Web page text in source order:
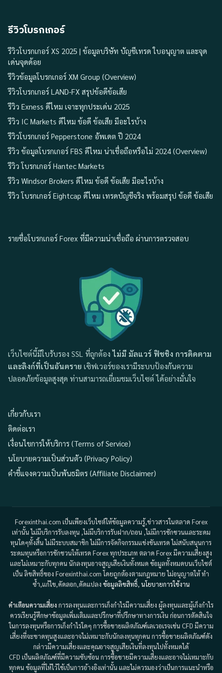
รีวิวโบรกเกอร์
รีวิวโบรกเกอร์ XS 2025 | ข้อมูลบริษัท บัญชีเทรด ใบอนุญาต และจุด
เด่นจุดด้อย
รีวิวข้อมูลโบรกเกอร์ XM Group (Overview)
รีวิวโบรกเกอร์ LAND-FX สรุปข้อดีข้อเสีย
รีวิว Exness ดีไหม เจาะทุกประเด่น 2025
รีวิว IC Markets ดีไหม ข้อดี ข้อเสีย มีอะไรบ้าง
รีวิวโบรกเกอร์ Pepperstone อัพเดต ปี 2024
รีวิว ข้อมูลโบรกเกอร์ FBS ดีไหม น่าเชื่อถือหรือไม่ 2024 (Overview)
รีวิว โบรกเกอร์ Hantec Markets
รีวิว Windsor Brokers ดีไหม ข้อดี ข้อเสีย มีอะไรบ้าง
รีวิว โบรกเกอร์ Eightcap ดีไหม เทรดบัญชีจริง พร้อมสรุป ข้อดี ข้อเสีย
รายชื่อโบรกเกอร์ Forex ที่มีความน่าเชื่อถือ ผ่านการตรวจสอบ
เว็บไซต์นี้มีใบรับรอง SSL ที่ถูกต้องไม่มี มัลแวร์ ฟิชชิง การติดตาม
และลิงก์ที่เป็นอันตราย เซิฟเวอร์ของเรามีระบบป้องกันความ
ปลอดภัยข้อมูลสูงสุด ท่านสามารถเยี่ยมชมเว็บไซต์ ได้อย่างมั่นใจ
เกี่ยวกับเรา
ติดต่อเรา
เงื่อนไขการให้บริการ (Terms of Service)
นโยบายความเป็นส่วนตัว (Privacy Policy)
คำชี้แจงความเป็นพันธมิตร (Affiliate Disclaimer)
Forexinthai.com เป็นเพียงเว็บไซต์ให้ข้อมูลความรู้,ข่าวสารในตลาด Forex
เท่านั้น ไม่มีบริการรับลงทุน ,ไม่มีบริการรับฝาก/ถอน ,ไม่มีการชักชวนและระดม
ทุนใดๆทั้งสิ้น ไม่มีระบบสมาชิก ไม่มีการจัดกิจกรรมแข่งขันเทรด ไม่สนับสนุนการ
ระดมทุนหรือการชักชวนให้เทรด Forex ทุกประเภท ตลาด Forex มีความเสี่ยงสูง
และไม่เหมาะกับทุกคน นักลงทุนอาจสูญเสียเงินทั้งหมด ข้อมูลทั้งหมดบนเว็บไซต์
เป็น ลิขสิทธิ์ของ Forexinthai.com โดยถูกต้องตามกฎหมาย ไม่อนุญาตให้ ทำ
ซ้ำ,แก้ไข,คัดลอก,ดัดแปลง ข้อมูลลิขสิทธิ์, นโยบายการใช้งาน
คำเตือนความเสี่ยงการลงทุนและการเก็งกำไรมีความเสี่ยง ผู้ลงทุนและผู้เก็งกำไร
ควรเรียนรู้ศึกษาข้อมูลเพิ่มเติมและปรึกษาที่ปรึกษาทางการเงิน ก่อนการตัดสินใจ
ในการลงทุนหรือการเก็งกำไรใดๆ การซื้อขายผลิตภัณฑ์เลเวอเรจเช่น CFD มีความ
เสี่ยงที่จะขาดทุนสูงและอาจไม่เหมาะกับนักลงทุนทุกคน การซื้อขายผลิตภัณฑ์ดัง
กล่าวมีความเสี่ยงและคุณอาจสูญเสียเงินที่ลงทุนไปทั้งหมดได้
CFD เป็นผลิตภัณฑ์ที่มีความซับซ้อน การซื้อขายมีความเสี่ยงและอาจไม่เหมาะกับ
ทุกคน ข้อมูลที่ให้ไว้ใช้เป็นการอ้างอิงเท่านั้น และไม่ควรมองว่าเป็นการแนะนำหรือ